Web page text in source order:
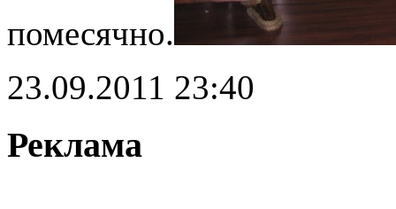
помесячно.
23.09.2011 23:40
Реклама